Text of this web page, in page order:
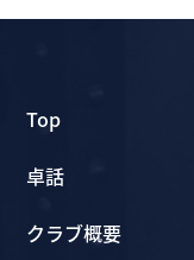
Top
卓話
クラブ概要